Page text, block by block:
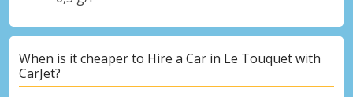
When is it cheaper to Hire a Car in Le Touquet with
CarJet?